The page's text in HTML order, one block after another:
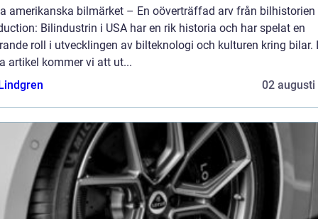
amerikanska bilmärket – En oöverträffad arv från bilhistorien
Bilindustrin i USA har en rik historia och har spelat en
roll i utvecklingen av bilteknologi och kulturen kring bilar. I
artikel kommer vi att ut...
02 augusti